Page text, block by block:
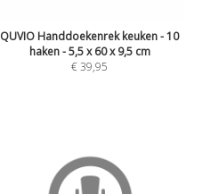
QUVIO Handdoekenrek keuken - 10
haken - 5,5 x 60 x 9,5 cm
€39,95